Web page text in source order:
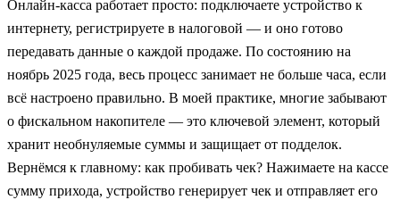
Онлайн-касса работает просто: подключаете устройство к
интернету, регистрируете в налоговой — и оно готово
передавать данные о каждой продаже. По состоянию на
ноябрь 2025 года, весь процесс занимает не больше часа, если
всё настроено правильно. В моей практике, многие забывают
о фискальном накопителе — это ключевой элемент, который
хранит необнуляемые суммы и защищает от подделок.
Вернёмся к главному: как пробивать чек? Нажимаете на кассе
сумму прихода, устройство генерирует чек и отправляет его